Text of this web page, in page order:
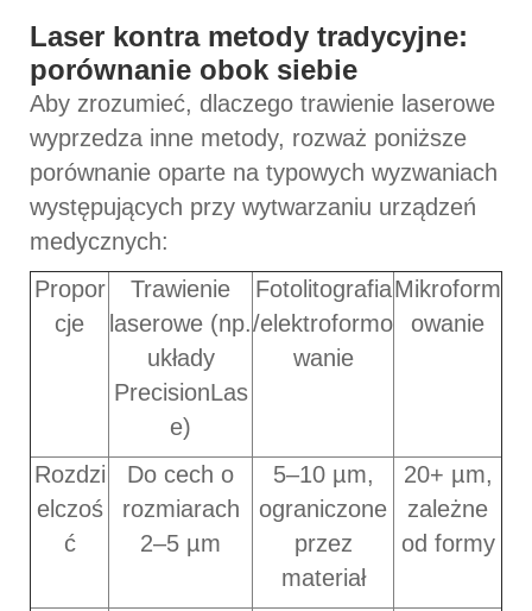
Laser kontra metody tradycyjne:
porównanie obok siebie
Aby zrozumieć, dlaczego trawienie laserowe
wyprzedza inne metody, rozważ poniższe
porównanie oparte na typowych wyzwaniach
występujących przy wytwarzaniu urządzeń
medycznych:
Propor
cje
Trawienie
laserowe (np.
układy
PrecisionLas
e)
Fotolitografia
/elektroformo
wanie
Mikroform
owanie
Rozdzi
elczoś
ć
Do cech o
rozmiarach
2–5 µm
5–10 µm,
ograniczone
przez
materiał
20+ µm,
zależne
od formy